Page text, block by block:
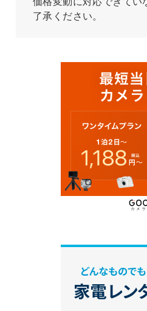
了承ください。